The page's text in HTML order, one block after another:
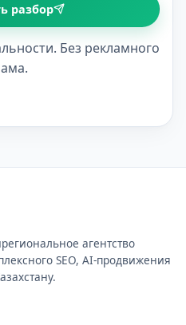
разбор
Без рекламного
агентство
SEO, AI-продвижения